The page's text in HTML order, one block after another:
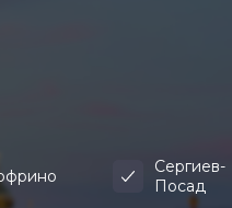
Сергиев-
Посад